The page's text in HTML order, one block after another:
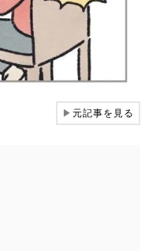
▶元記事を見る